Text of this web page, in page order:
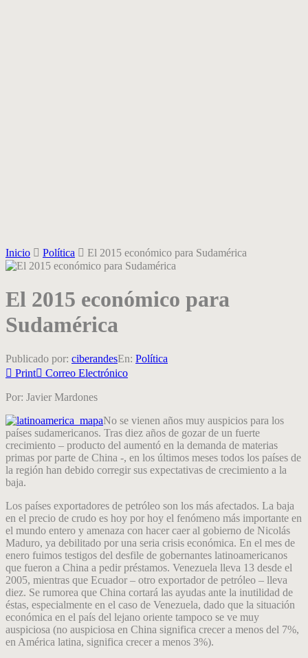
Inicio Política El 2015 económico para Sudamérica
El 2015 económico para
Sudamérica
Publicado por: ciberandesEn: Política
Print
Correo Electrónico
Por: Javier Mardones
No se vienen años muy auspicios para los
países sudamericanos. Tras diez años de gozar de un fuerte
crecimiento – producto del aumentó en la demanda de materias
primas por parte de China -, en los últimos meses todos los países de
la región han debido corregir sus expectativas de crecimiento a la
baja.
Los países exportadores de petróleo son los más afectados. La baja
en el precio de crudo es hoy por hoy el fenómeno más importante en
el mundo entero y amenaza con hacer caer al gobierno de Nicolás
Maduro, ya debilitado por una seria crisis económica. En el mes de
enero fuimos testigos del desfile de gobernantes latinoamericanos
que fueron a China a pedir préstamos. Venezuela lleva 13 desde el
2005, mientras que Ecuador – otro exportador de petróleo – lleva
diez. Se rumorea que China cortará las ayudas ante la inutilidad de
éstas, especialmente en el caso de Venezuela, dado que la situación
económica en el país del lejano oriente tampoco se ve muy
auspiciosa (no auspiciosa en China significa crecer a menos del 7%,
en América latina, significa crecer a menos 3%).